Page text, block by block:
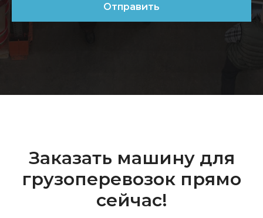
Отправить
Заказать машину для
грузоперевозок прямо
сейчас!